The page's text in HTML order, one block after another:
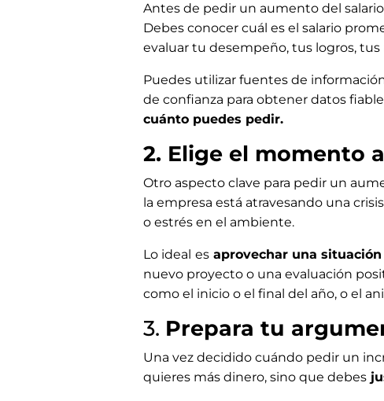
Antes de pedir un aumento del
Debes conocer cuál es el salario
evaluar tu desempeño, tus logros,
Puedes utilizar fuentes de
de confianza para obtener datos
cuánto puedes pedir.
2. Elige el momento
Otro aspecto clave para pedir un
la empresa está atravesando una
o estrés en el ambiente.
Lo ideal es aprovechar una
nuevo proyecto o una evaluación
como el inicio o el final del año, o el
3. Prepara tu
Una vez decidido cuándo pedir un
quieres más dinero, sino que debes